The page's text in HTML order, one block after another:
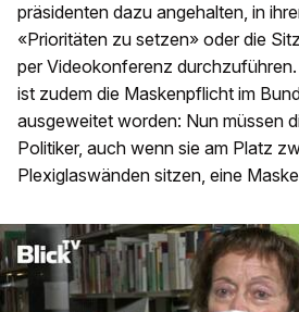
präsidenten dazu angehalten, in
«Prioritäten zu setzen» oder die
per Videokonferenz
ist zudem die Maskenpflicht im
ausgeweitet worden: Nun müssen
Politiker, auch wenn sie am Platz
Plexiglaswänden sitzen, eine